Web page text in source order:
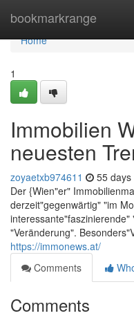
bookmarkrange
Home
Home
1
Immobilien
neuesten
zoyaetxb974611 55 days
Der {Wien"er"
derzeit"gegenwärtig" "im
"Veränderung".
https://immonews.at/
Comments
Comments